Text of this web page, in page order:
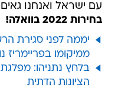
עם ישראל ואנחנו
בחירות 2022 בוואלה!
יממה לפני סגירת
ממיקומו
בלחץ נתניהו:
הציונות הדתית